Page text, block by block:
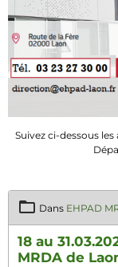
Suivez ci-dessous
Dans EHPAD
18 au
MRDA de